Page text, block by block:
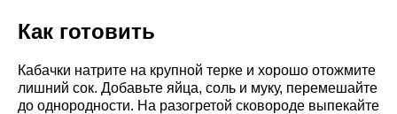
Как готовить
Кабачки натрите на крупной терке и хорошо отожмите
лишний сок. Добавьте яйца, соль и муку, перемешайте
до однородности. На разогретой сковороде выпекайте